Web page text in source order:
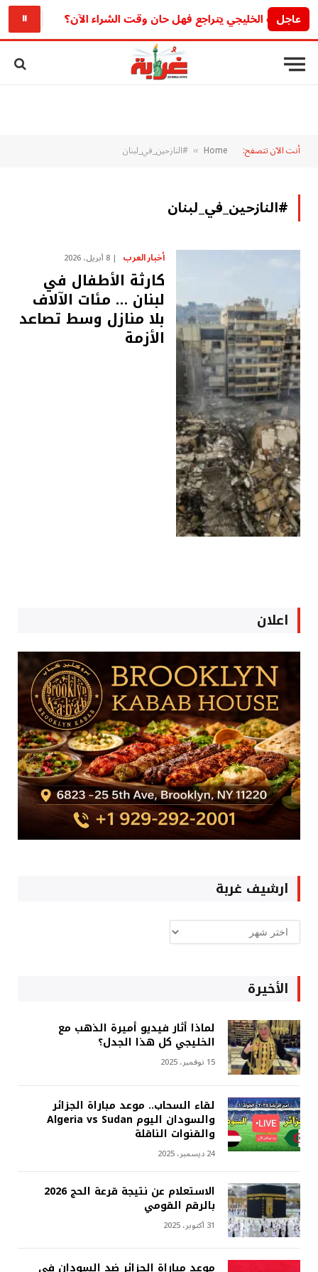
عاجلالخليجي يتراجع فهل حان وقت الشراء الآن؟ رابط نتائج
⏸
أنت الآن تتصفح: Home
» #النازحين_في_لبنان
#النازحين_في_لبنان
أخبار العرب 8 أبريل، 2026
كارثة الأطفال في
لبنان … مئات الآلاف
بلا منازل وسط تصاعد
الأزمة
اعلان
ارشيف غربة
ارشيف
غربة
الأخيرة
لماذا أثار فيديو أميرة الذهب مع
الخليجي كل هذا الجدل؟
15 نوفمبر، 2025
لقاء السحاب.. موعد مباراة الجزائر
والسودان اليوم Algeria vs Sudan
والقنوات الناقلة
24 ديسمبر، 2025
الاستعلام عن نتيجة قرعة الحج 2026
بالرقم القومي
31 أكتوبر، 2025
موعد مباراة الجزائر ضد السودان في